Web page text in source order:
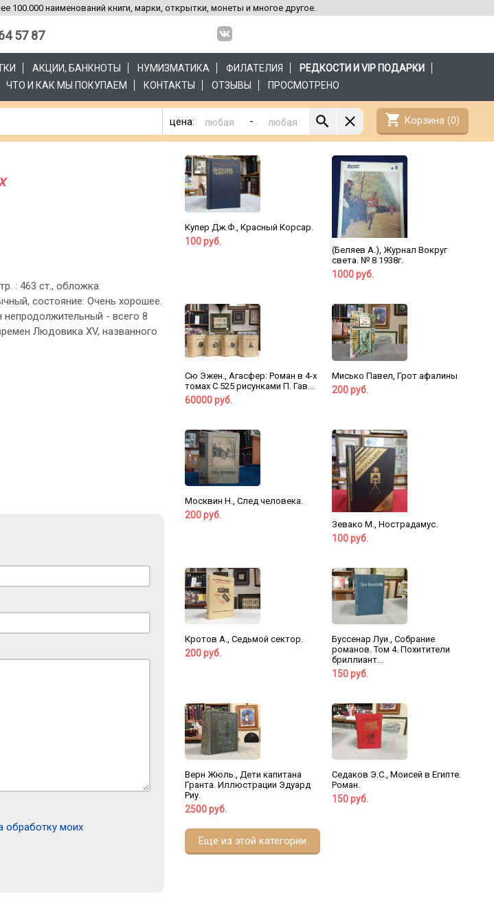
100.000 наименований книги, марки, открытки, монеты и многое другое.
57 87
АКЦИИ, БАНКНОТЫ НУМИЗМАТИКА ФИЛАТЕЛИЯ
РЕДКОСТИ И VIP ПОДАРКИ
ЧТО И КАК МЫ ПОКУПАЕМ КОНТАКТЫ ОТЗЫВЫ ПРОСМОТРЕНО
цена: - shopping_cart Корзина (0)
: 463 ст., обложка:
состояние: Очень хорошее.
- всего 8
Людовика XV, названного
обработку моих
Купер Дж.Ф., Красный Корсар.
100 руб.
(Беляев А.), Журнал Вокруг
света. № 8 1938г.
1000 руб.
Сю Эжен., Агасфер: Роман в 4-х
томах С 525 рисунками П. Гав...
60000 руб.
Мисько Павел, Грот афалины
200 руб.
Москвин Н., След человека.
200 руб.
Зевако М., Нострадамус.
100 руб.
Кротов А., Седьмой сектор.
200 руб.
Буссенар Луи., Собрание
романов. Том 4. Похитители
бриллиант...
150 руб.
Верн Жюль., Дети капитана
Гранта. Иллюстрации Эдуард
Риу.
2500 руб.
Седаков Э.С., Моисей в Египте.
Роман.
150 руб.
Еще из этой категории